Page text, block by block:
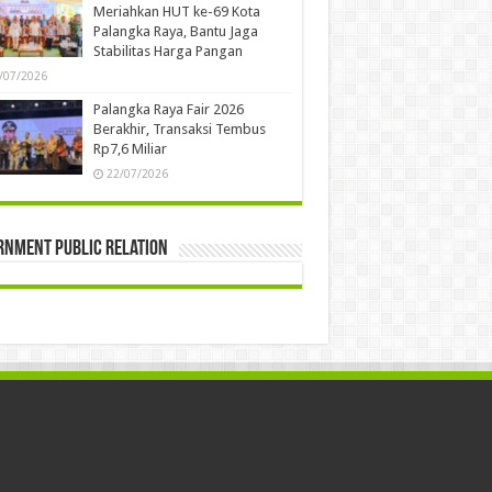
Meriahkan HUT ke-69 Kota
Palangka Raya, Bantu Jaga
Stabilitas Harga Pangan
07/2026
Palangka Raya Fair 2026
Berakhir, Transaksi Tembus
Rp7,6 Miliar
22/07/2026
Public Relation